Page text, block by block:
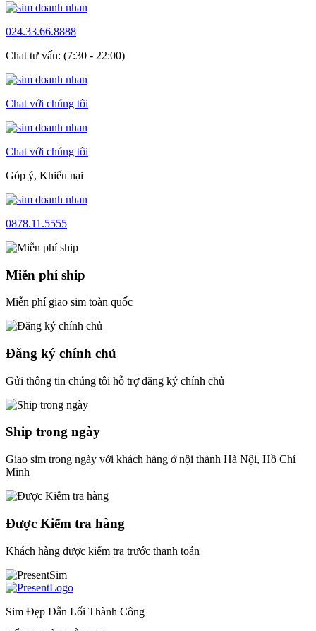
024.33.66.8888
Chat tư vấn: (7:30 - 22:00)
Chat với chúng tôi
Chat với chúng tôi
Góp ý, Khiếu nại
0878.11.5555
Miễn phí ship
Miễn phí giao sim toàn quốc
Đăng ký chính chủ
Gửi thông tin chúng tôi hỗ trợ đăng ký chính chủ
Ship trong ngày
Giao sim trong ngày với khách hàng ở nội thành Hà Nội, Hồ Chí
Minh
Được Kiểm tra hàng
Khách hàng được kiểm tra trước thanh toán
Sim Đẹp Dẫn Lối Thành Công